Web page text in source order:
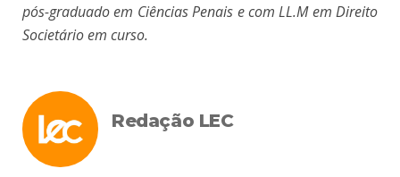
pós-graduado em Ciências Penais e com LL.M em Direito
Societário em curso.
Redação LEC